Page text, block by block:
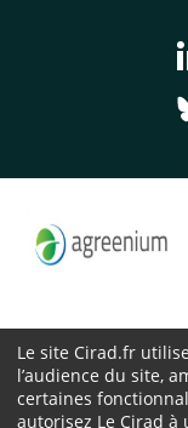
Le site Cirad.fr
l’audience du site,
certaines
autorisez Le Cirad à